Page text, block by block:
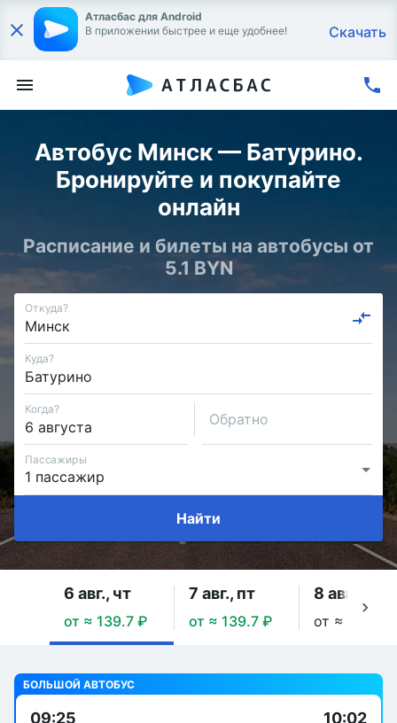
Атласбас для Android
В приложении быстрее и еще удобнее!
Скачать
Автобус Минск — Батурино.
Бронируйте и покупайте
онлайн
Расписание и билеты на автобусы от
5.1 BYN
Откуда?
Куда?
Когда?
Обратно
Пассажиры
Найти
6 авг., чт
от ≈ 139.7 ₽
7 авг., пт
от ≈ 139.7 ₽
8 авг., сб
от ≈
БОЛЬШОЙ АВТОБУС
09:25 10:02